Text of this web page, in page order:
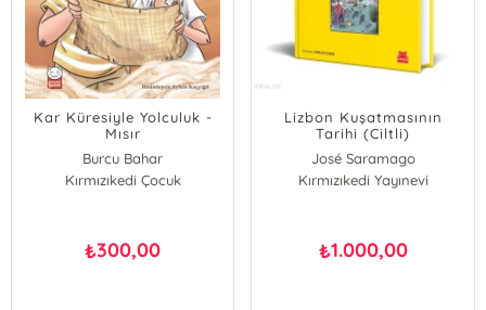
Kar Küresiyle Yolculuk -
Mısır
Burcu Bahar
Kırmızıkedi Çocuk
₺300,00
Lizbon Kuşatmasının
Tarihi (Ciltli)
José Saramago
Kırmızıkedi Yayınevi
₺1.000,00